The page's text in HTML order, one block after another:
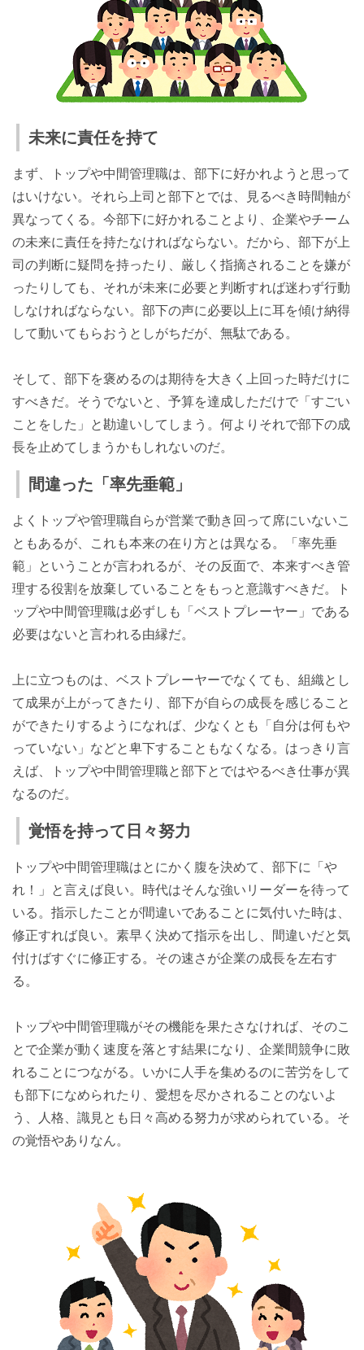
未来に責任を持て
まず、トップや中間管理職は、部下に好かれようと思って
はいけない。それら上司と部下とでは、見るべき時間軸が
異なってくる。今部下に好かれることより、企業やチーム
の未来に責任を持たなければならない。だから、部下が上
司の判断に疑問を持ったり、厳しく指摘されることを嫌が
ったりしても、それが未来に必要と判断すれば迷わず行動
しなければならない。部下の声に必要以上に耳を傾け納得
して動いてもらおうとしがちだが、無駄である。
そして、部下を褒めるのは期待を大きく上回った時だけに
すべきだ。そうでないと、予算を達成しただけで「すごい
ことをした」と勘違いしてしまう。何よりそれで部下の成
長を止めてしまうかもしれないのだ。
間違った「率先垂範」
よくトップや管理職自らが営業で動き回って席にいないこ
ともあるが、これも本来の在り方とは異なる。「率先垂
範」ということが言われるが、その反面で、本来すべき管
理する役割を放棄していることをもっと意識すべきだ。ト
ップや中間管理職は必ずしも「ベストプレーヤー」である
必要はないと言われる由縁だ。
上に立つものは、ベストプレーヤーでなくても、組織とし
て成果が上がってきたり、部下が自らの成長を感じること
ができたりするようになれば、少なくとも「自分は何もや
っていない」などと卑下することもなくなる。はっきり言
えば、トップや中間管理職と部下とではやるべき仕事が異
なるのだ。
覚悟を持って日々努力
トップや中間管理職はとにかく腹を決めて、部下に「や
れ！」と言えば良い。時代はそんな強いリーダーを待って
いる。指示したことが間違いであることに気付いた時は、
修正すれば良い。素早く決めて指示を出し、間違いだと気
付けばすぐに修正する。その速さが企業の成長を左右す
る。
トップや中間管理職がその機能を果たさなければ、そのこ
とで企業が動く速度を落とす結果になり、企業間競争に敗
れることにつながる。いかに人手を集めるのに苦労をして
も部下になめられたり、愛想を尽かされることのないよ
う、人格、識見とも日々高める努力が求められている。そ
の覚悟やありなん。